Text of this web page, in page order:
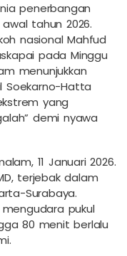
penerbangan
tahun 2026.
nasional Mahfud
pada Minggu
menunjukkan
Soekarno-Hatta
yang
demi nyawa
11 Januari 2026.
terjebak dalam
Surabaya.
pukul
80 menit berlalu